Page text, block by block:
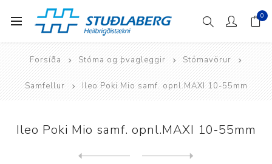
0
Forsíða Stóma og þvagleggir Stómavörur
Samfellur Ileo Poki Mio samf. opnl.MAXI 10-55mm
Ileo Poki Mio samf. opnl.MAXI 10-55mm